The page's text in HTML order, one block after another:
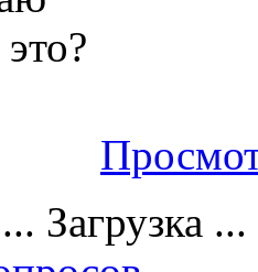
Загрузка ...